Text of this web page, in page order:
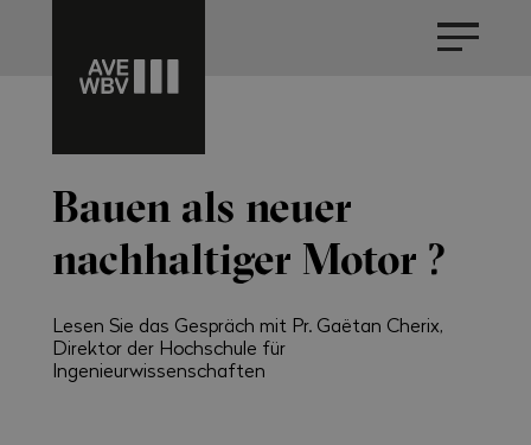
Bauen als neuer
nachhaltiger Motor ?
Lesen Sie das Gespräch mit Pr. Gaëtan Cherix,
Direktor der Hochschule für
Ingenieurwissenschaften